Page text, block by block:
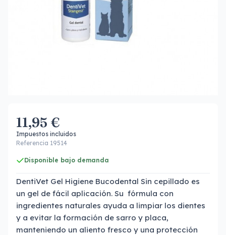
11,95 €
Impuestos incluidos
Referencia 19514
Disponible bajo demanda
DentiVet Gel Higiene Bucodental Sin cepillado es
un gel de fácil aplicación. Su fórmula con
ingredientes naturales ayuda a limpiar los dientes
y a evitar la formación de sarro y placa,
manteniendo un aliento fresco y una protección